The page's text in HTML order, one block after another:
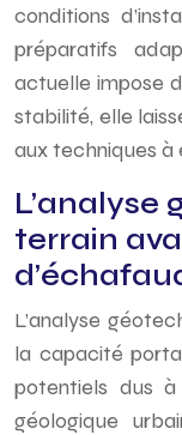
conditions
préparatifs
actuelle impose
stabilité, elle
aux techniques à
L’analyse
terrain
L’analyse
la capacité
potentiels dus
géologique